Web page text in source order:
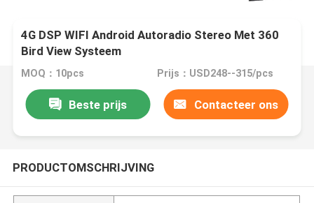
4G DSP WIFI Android Autoradio Stereo Met 360
Bird View Systeem
MOQ：10pcs Prijs：USD248--315/pcs
Beste prijs Contacteer ons
PRODUCTOMSCHRIJVING